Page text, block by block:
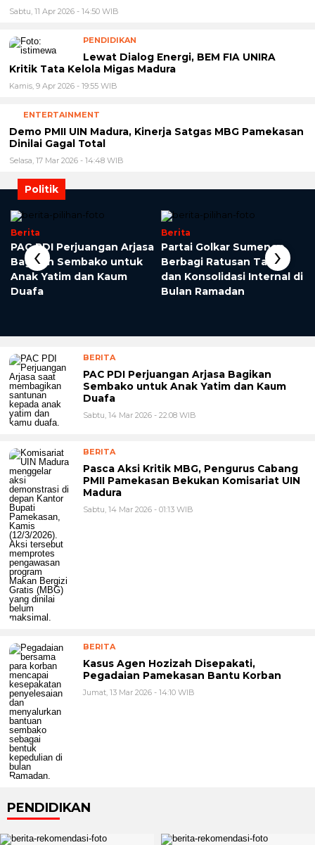
Sabtu, 11 Apr 2026 - 14:50 WIB
PENDIDIKAN
Lewat Dialog Energi, BEM FIA UNIRA
Kritik Tata Kelola Migas Madura
Kamis, 9 Apr 2026 - 19:55 WIB
ENTERTAINMENT
Demo PMII UIN Madura, Kinerja Satgas MBG Pamekasan
Dinilai Gagal Total
Selasa, 17 Mar 2026 - 14:48 WIB
Politik
Berita
PAC PDI Perjuangan Arjasa
Bagikan Sembako untuk
Anak Yatim dan Kaum
Duafa
Berita
Partai Golkar Sumenep
Berbagi Ratusan Takjil
dan Konsolidasi Internal di
Bulan Ramadan
‹ ›
BERITA
PAC PDI Perjuangan Arjasa Bagikan
Sembako untuk Anak Yatim dan Kaum
Duafa
Sabtu, 14 Mar 2026 - 22:08 WIB
BERITA
Pasca Aksi Kritik MBG, Pengurus Cabang
PMII Pamekasan Bekukan Komisariat UIN
Madura
Sabtu, 14 Mar 2026 - 01:13 WIB
BERITA
Kasus Agen Hozizah Disepakati,
Pegadaian Pamekasan Bantu Korban
Jumat, 13 Mar 2026 - 14:10 WIB
PENDIDIKAN